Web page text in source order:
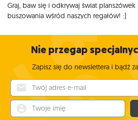
Graj, baw się i odkrywaj świat planszówek
buszowania wśród naszych regałów! :)
Nie przegap
Zapisz się do newslettera i bądź